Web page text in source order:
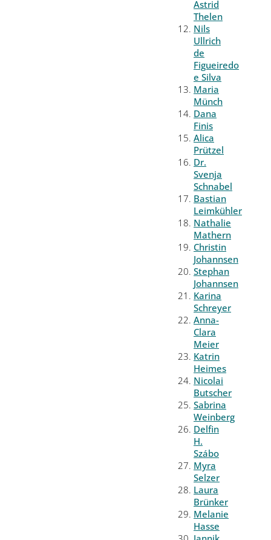
Astrid
Thelen
Nils
Ullrich
de
Figueiredo
e Silva
Maria
Münch
Dana
Finis
Alica
Prützel
Dr.
Svenja
Schnabel
Bastian
Leimkühler
Nathalie
Mathern
Christin
Johannsen
Stephan
Johannsen
Karina
Schreyer
Anna-
Clara
Meier
Katrin
Heimes
Nicolai
Butscher
Sabrina
Weinberg
Delfin
H.
Szábo
Myra
Selzer
Laura
Brünker
Melanie
Hasse